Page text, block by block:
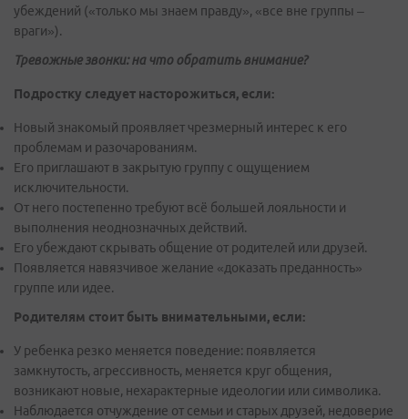
убеждений («только мы знаем правду», «все вне группы –
враги»).
Тревожные звонки: на что обратить внимание?
Подростку следует насторожиться, если:
Новый знакомый проявляет чрезмерный интерес к его
проблемам и разочарованиям.
Его приглашают в закрытую группу с ощущением
исключительности.
От него постепенно требуют всё большей лояльности и
выполнения неоднозначных действий.
Его убеждают скрывать общение от родителей или друзей.
Появляется навязчивое желание «доказать преданность»
группе или идее.
Родителям стоит быть внимательными, если:
У ребенка резко меняется поведение: появляется
замкнутость, агрессивность, меняется круг общения,
возникают новые, нехарактерные идеологии или символика.
Наблюдается отчуждение от семьи и старых друзей, недоверие